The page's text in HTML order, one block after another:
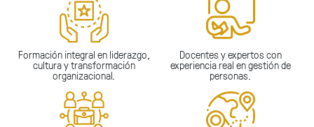
Formación integral en liderazgo,
cultura y transformación
organizacional.
Docentes y expertos con
experiencia real en gestión de
personas.